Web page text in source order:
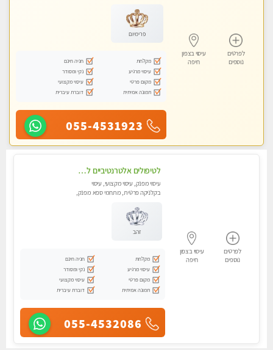
לפרטים
נוספים
עיסוי בצפון
חיפה
פרימיום
מקלחת
חניה חינם
עיסוי מרגיע
נקי ומסודר
מקום פרטי
עיסוי מקצועי
תמונה אמיתית
דוברת עיברית
055-4531923
לפרטים
נוספים
עיסוי בצפון
חיפה
לטיפולים אלטרנטיביים לעיסוי מרגיע ומפנק VIP-מומלץ לחלוטין! פרטי! ​​​​​​ Highly recommended-לקביעת תור נא להתקשר ....
עיסוי מפנק, עיסוי מקצועי, עיסוי
בקלניקה פרטית, מתחמי ספא מפנק,
זהב
מקלחת
חניה חינם
עיסוי מרגיע
נקי ומסודר
מקום פרטי
עיסוי מקצועי
תמונה אמיתית
דוברת עיברית
055-4532086